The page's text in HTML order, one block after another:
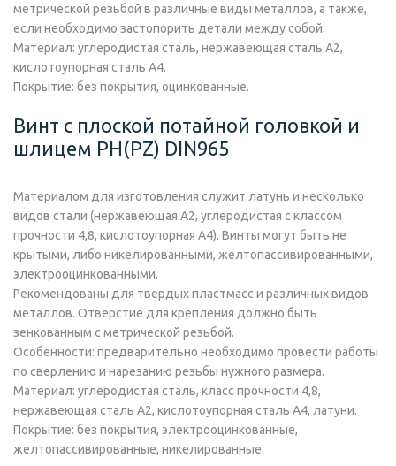
метрической резьбой в различные виды металлов, а также,
если необходимо застопорить детали между собой.
Материал: углеродистая сталь, нержавеющая сталь А2,
кислотоупорная сталь А4.
Покрытие: без покрытия, оцинкованные.
Винт с плоской потайной головкой и
шлицем PH(PZ) DIN965
Материалом для изготовления служит латунь и несколько
видов стали (нержавеющая А2, углеродистая с классом
прочности 4,8, кислотоупорная А4). Винты могут быть не
крытыми, либо никелированными, желтопассивированными,
электрооцинкованными.
Рекомендованы для твердых пластмасс и различных видов
металлов. Отверстие для крепления должно быть
зенкованным с метрической резьбой.
Особенности: предварительно необходимо провести работы
по сверлению и нарезанию резьбы нужного размера.
Материал: углеродистая сталь, класс прочности 4,8,
нержавеющая сталь А2, кислотоупорная сталь А4, латуни.
Покрытие: без покрытия, электрооцинкованные,
желтопассивированные, никелированные.